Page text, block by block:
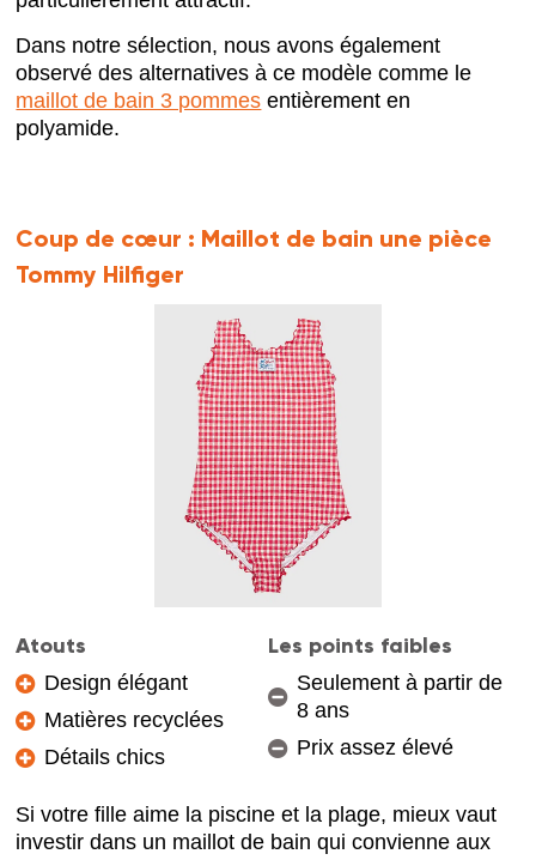
Dans notre sélection, nous avons également
observé des alternatives à ce modèle comme le
maillot de bain 3 pommes entièrement en
polyamide.
Coup de cœur : Maillot de bain une pièce
Tommy Hilfiger
Atouts
Design élégant
Matières recyclées
Détails chics
Les points faibles
Seulement à partir de
8 ans
Prix assez élevé
Si votre fille aime la piscine et la plage, mieux vaut
investir dans un maillot de bain qui convienne aux